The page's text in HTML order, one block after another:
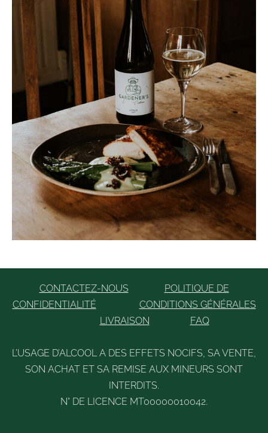
CONTACTEZ-NOUS
POLITIQUE DE
CONFIDENTIALITÉ
CONDITIONS GÉNÉRALES
LIVRAISON
FAQ
L’USAGE D’ALCOOL A DES EFFETS NOCIFS, SA VENTE,
SON ACHAT ET SA REMISE AUX MINEURS SONT
INTERDITS.
N° DE LICENCE MT00000010042.